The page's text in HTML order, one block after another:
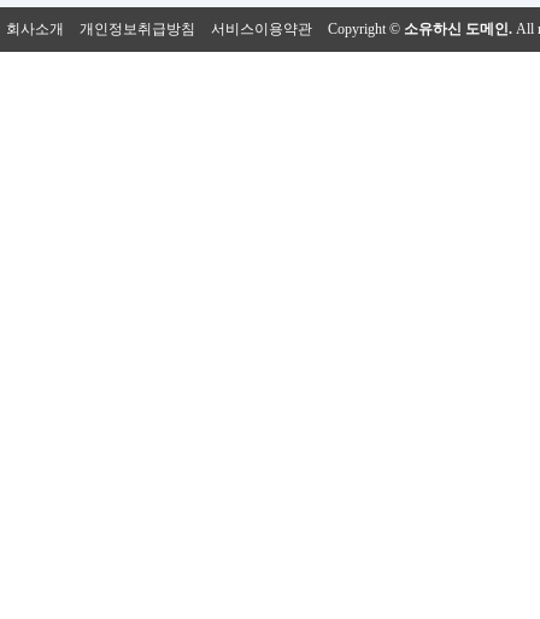
회사소개 개인정보취급방침 서비스이용약관 Copyright © 소유하신 도메인. All